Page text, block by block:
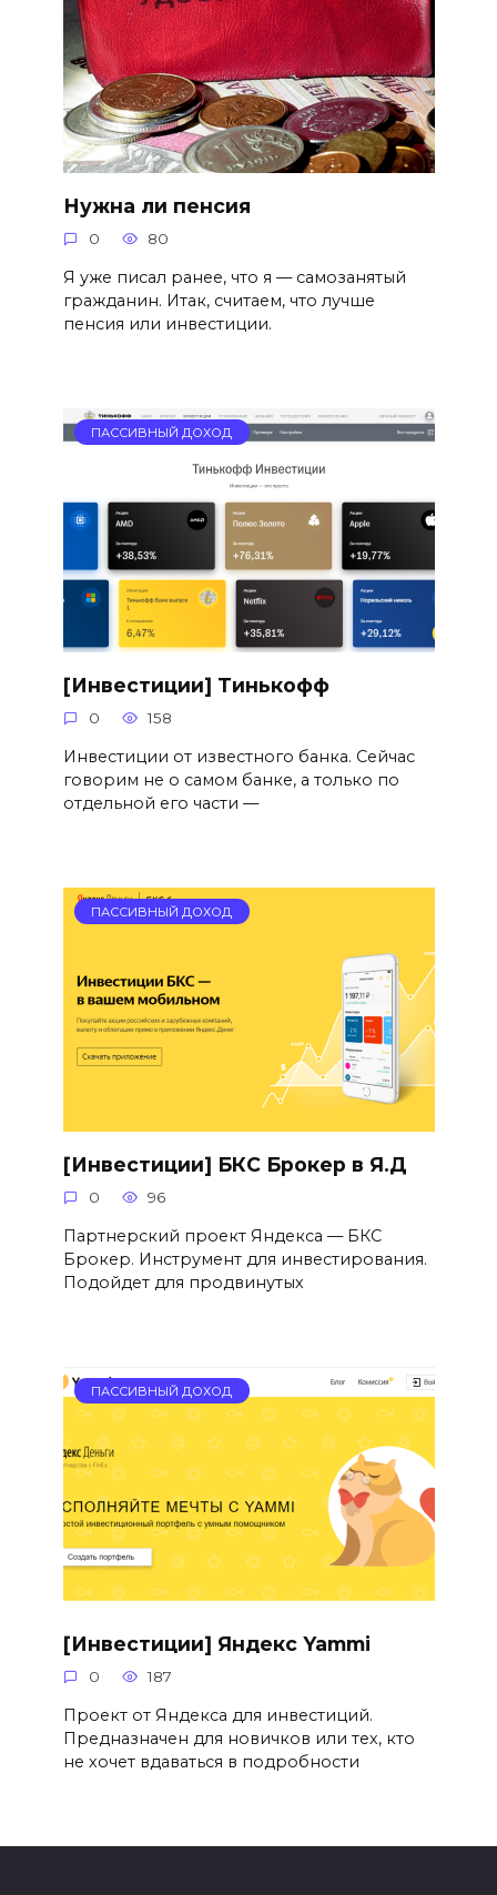
Нужна ли пенсия
0 80
Я уже писал ранее, что я — самозанятый
гражданин. Итак, считаем, что лучше
пенсия или инвестиции.
ПАССИВНЫЙ ДОХОД
[Инвестиции] Тинькофф
0 158
Инвестиции от известного банка. Сейчас
говорим не о самом банке, а только по
отдельной его части —
ПАССИВНЫЙ ДОХОД
[Инвестиции] БКС Брокер в Я.Д
0 96
Партнерский проект Яндекса — БКС
Брокер. Инструмент для инвестирования.
Подойдет для продвинутых
ПАССИВНЫЙ ДОХОД
[Инвестиции] Яндекс Yammi
0 187
Проект от Яндекса для инвестиций.
Предназначен для новичков или тех, кто
не хочет вдаваться в подробности